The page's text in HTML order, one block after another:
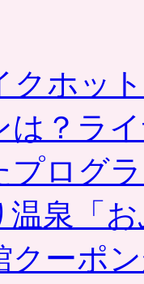
クホッ
は？ラ
プログ
温泉「
クーポ